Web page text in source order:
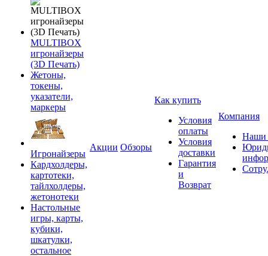
MULTIBOX
игронайзеры
(3D Печать)
Жетоны,
токены,
указатели,
маркеры
Игронайзеры
Кардхолдеры,
картотеки,
тайлхолдеры,
жетонотеки
Настольные
игры, карты,
кубики,
шкатулки,
остальное
Акции Обзоры
Как купить
Условия
оплаты
Условия
доставки
Гарантия
и
Возврат
Компания
Наши